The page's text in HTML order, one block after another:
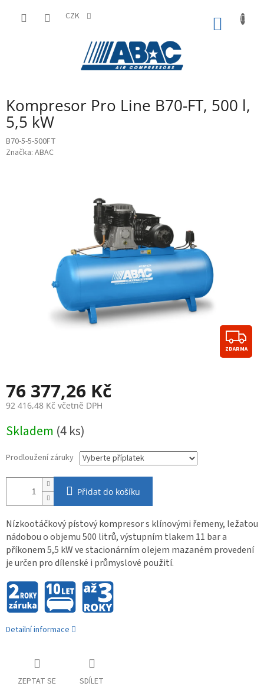
CZK
Kompresor Pro Line B70-FT, 500 l,
5,5 kW
B70-5-5-500FT
Značka: ABAC
Z
D
ZDARMA
76 377,26 Kč
92 416,48 Kč včetně DPH
cena:
Skladem (4 ks)
Prodloužení záruky
Přidat do košíku
Nízkootáčkový pístový kompresor s klínovými řemeny, ležatou
nádobou o objemu 500 litrů, výstupním tlakem 11 bar a
příkonem 5,5 kW ve stacionárním olejem mazaném provedení
je určen pro dílenské i průmyslové použití.
Detailní informace
ZEPTAT SE SDÍLET